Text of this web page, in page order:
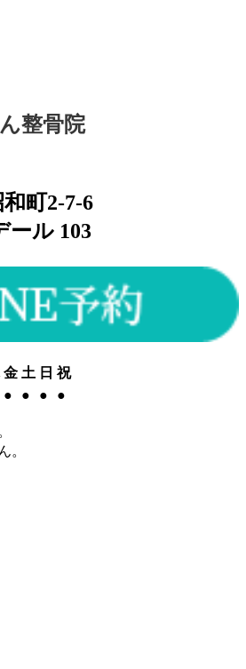
町2-7-6
ール 103
金 土 日 祝
● ● ● ●
。